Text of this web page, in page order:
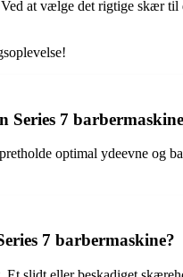
at vælge det rigtige skær
7
optimal ydeevne og
7 barbermaskine?